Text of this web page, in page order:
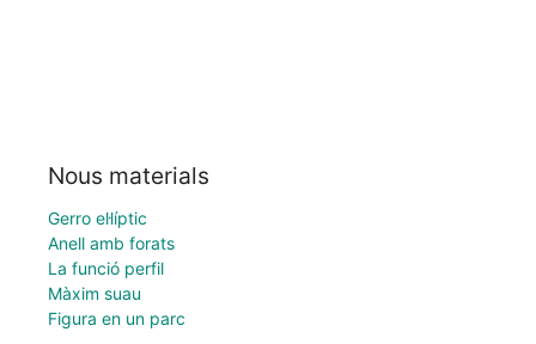
Nous materials
Gerro el·líptic
Anell amb forats
La funció perfil
Màxim suau
Figura en un parc